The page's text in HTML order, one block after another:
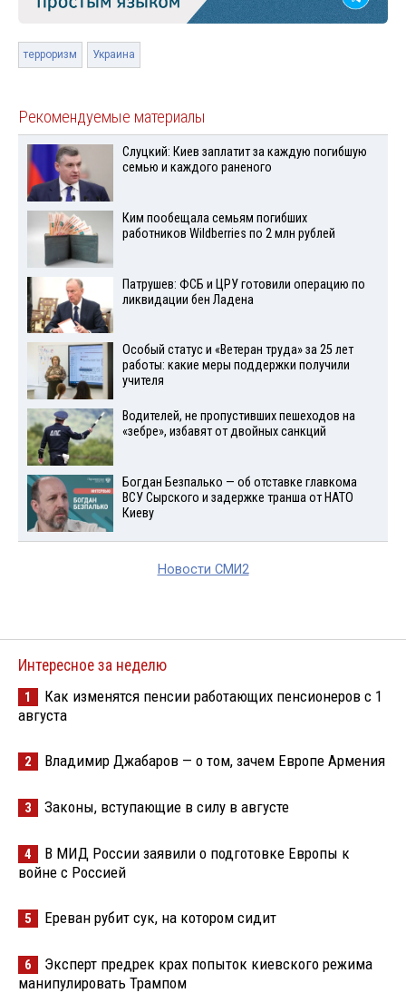
терроризм Украина
Рекомендуемые материалы
Слуцкий: Киев заплатит за каждую погибшую
семью и каждого раненого
Ким пообещала семьям погибших
работников Wildberries по 2 млн рублей
Патрушев: ФСБ и ЦРУ готовили операцию по
ликвидации бен Ладена
Особый статус и «Ветеран труда» за 25 лет
работы: какие меры поддержки получили
учителя
Водителей, не пропустивших пешеходов на
«зебре», избавят от двойных санкций
Богдан Безпалько — об отставке главкома
ВСУ Сырского и задержке транша от НАТО
Киеву
Новости СМИ2
Интересное за неделю
1
Как изменятся пенсии работающих пенсионеров с 1
августа
2 Владимир Джабаров — о том, зачем Европе Армения
3 Законы, вступающие в силу в августе
4
В МИД России заявили о подготовке Европы к
войне с Россией
5 Ереван рубит сук, на котором сидит
6
Эксперт предрек крах попыток киевского режима
манипулировать Трампом